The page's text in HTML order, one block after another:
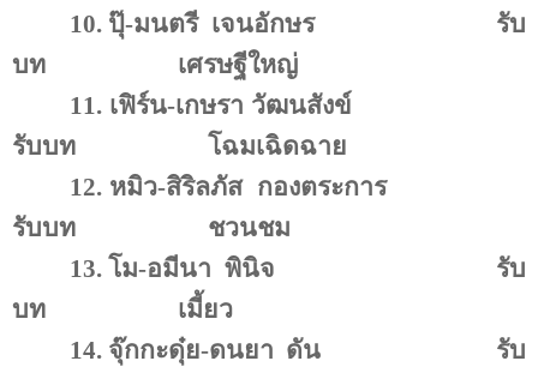
10. ปุ๊-มนตรี เจนอักษร
รับ
บท
เศรษฐีใหญ่
11. เฟิร์น-เกษรา วัฒนสังข์
รับบท
โฉมเฉิดฉาย
12. หมิว-สิริลภัส กองตระการ
รับบท
ชวนชม
13. โม-อมีนา พินิจ
รับ
บท
เมี้ยว
14. จุ๊กกะดุ๋ย-ดนยา ดัน
รับ